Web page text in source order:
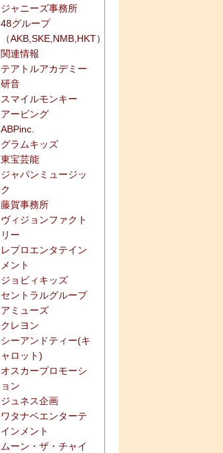
ジャニーズ事務所
48グループ
（AKB,SKE,NMB,HKT）
関連情報
テアトルアカデミー
研音
スマイルモンキー
アービング
ABPinc.
グラムキッズ
東宝芸能
ジャパンミュージッ
ク
藤賀事務所
ヴィジョンファクト
リー
レプロエンタテイン
メント
ジョビィキッズ
セントラルグループ
アミューズ
クレヨン
シーアンドティー(キ
ャロット)
オスカープロモーシ
ョン
ジュネス企画
ワタナベエンターテ
インメント
ムーン・ザ・チャイ